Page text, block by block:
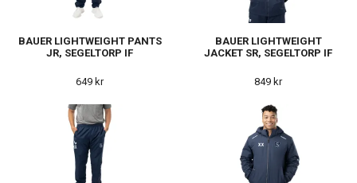
BAUER LIGHTWEIGHT PANTS
JR, SEGELTORP IF
649 kr
BAUER LIGHTWEIGHT
JACKET SR, SEGELTORP IF
849 kr